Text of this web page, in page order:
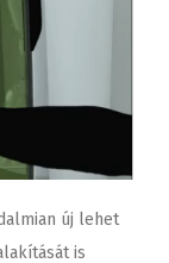
új lehet
is